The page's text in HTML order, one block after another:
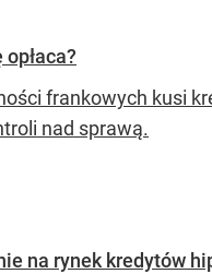
frankowych kusi
nad sprawą.
na rynek kredytów